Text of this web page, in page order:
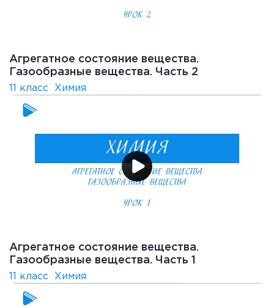
Агрегатное состояние вещества.
Газообразные вещества. Часть 2
11 класс Химия
Агрегатное состояние вещества.
Газообразные вещества. Часть 1
11 класс Химия